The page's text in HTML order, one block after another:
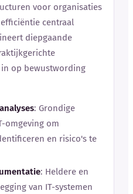
voor organisaties
centraal
diepgaande
op bewustwording
: Grondige
omgeving om
en risico's te
: Heldere en
van IT-systemen